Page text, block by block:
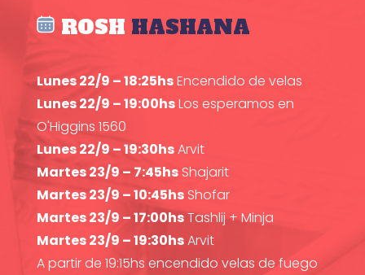
ROSH HASHANA
Lunes 22/9 – 18:25hsEncendido de velas
Lunes 22/9 – 19:00hsLos esperamos en
O'Higgins 1560
Lunes 22/9 – 19:30hsArvit
Martes 23/9 – 7:45hsShajarit
Martes 23/9 – 10:45hsShofar
Martes 23/9 – 17:00hsTashlij + Minja
Martes 23/9 – 19:30hsArvit
A partir de 19:15hs encendido velas de fuego